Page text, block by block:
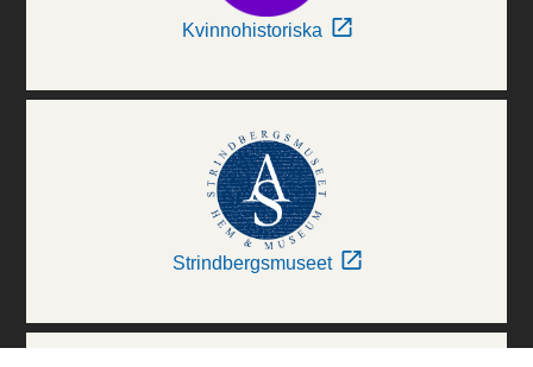
Kvinnohistoriska
Strindbergsmuseet